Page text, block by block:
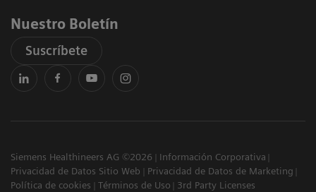
Nuestro Boletín
Suscríbete
Siemens Healthineers AG ©2026
Información Corporativa
Privacidad de Datos Sitio Web
Privacidad de Datos de Marketing
Política de cookies
Términos de Uso 3rd Party Licenses